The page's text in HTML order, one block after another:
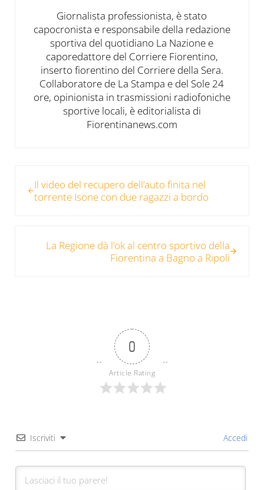
Giornalista professionista, è stato
capocronista e responsabile della redazione
sportiva del quotidiano La Nazione e
caporedattore del Corriere Fiorentino,
inserto fiorentino del Corriere della Sera.
Collaboratore de La Stampa e del Sole 24
ore, opinionista in trasmissioni radiofoniche
sportive locali, è editorialista di
Fiorentinanews.com
Il video del recupero dell’auto finita nel
torrente Isone con due ragazzi a bordo
La Regione dà l’ok al centro sportivo della
Fiorentina a Bagno a Ripoli
0
Article Rating
Iscriviti Accedi